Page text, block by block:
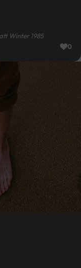
Winter 1985
0